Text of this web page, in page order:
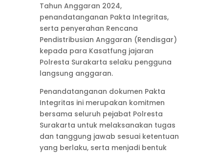
Tahun Anggaran 2024,
penandatanganan Pakta Integritas,
serta penyerahan Rencana
Pendistribusian Anggaran (Rendisgar)
kepada para Kasatfung jajaran
Polresta Surakarta selaku pengguna
langsung anggaran.
Penandatanganan dokumen Pakta
Integritas ini merupakan komitmen
bersama seluruh pejabat Polresta
Surakarta untuk melaksanakan tugas
dan tanggung jawab sesuai ketentuan
yang berlaku, serta menjadi bentuk